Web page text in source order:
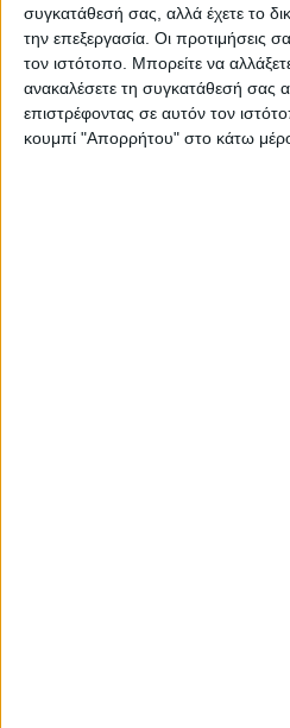
συγκατάθεσή σας, αλλά έχετε το
την επεξεργασία. Οι προτιμήσεις
τον ιστότοπο. Μπορείτε να
ανακαλέσετε τη συγκατάθεσή σας
επιστρέφοντας σε αυτόν τον
κουμπί "Απορρήτου" στο κάτω